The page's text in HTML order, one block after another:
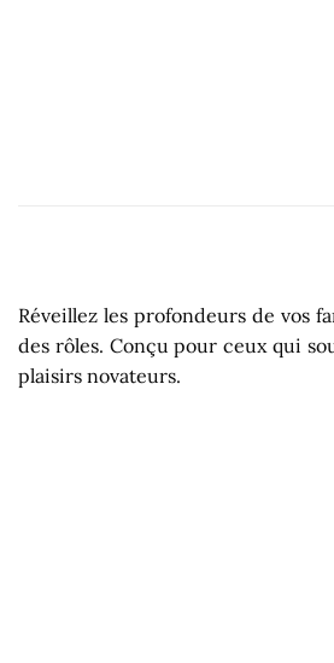
Réveillez les profondeurs de vos
des rôles. Conçu pour ceux qui
plaisirs novateurs.